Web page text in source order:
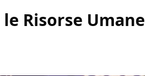
Risorse Umane